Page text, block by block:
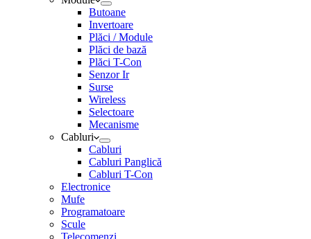
Butoane
Invertoare
Plăci / Module
Plăci de bază
Plăci T-Con
Senzor Ir
Surse
Wireless
Selectoare
Mecanisme
Cabluri
Cabluri
Cabluri Panglică
Cabluri T-Con
Electronice
Mufe
Programatoare
Scule
Telecomenzi